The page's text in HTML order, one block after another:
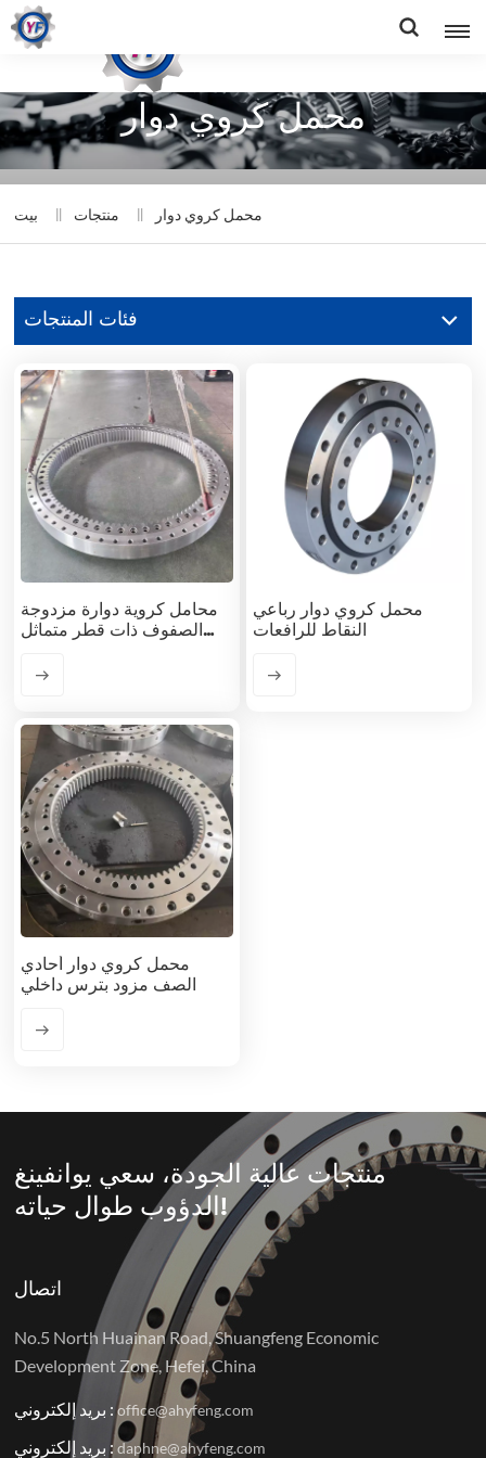
محمل كروي دوار
بيت منتجات محمل كروي دوار
فئات المنتجات
محامل كروية دوارة مزدوجة
الصفوف ذات قطر متماثل
محمل كروي دوار رباعي
النقاط للرافعات
محمل كروي دوار أحادي
الصف مزود بترس داخلي
منتجات عالية الجودة، سعي يوانفينغ
الدؤوب طوال حياته!
اتصال
No.5 North Huainan Road, Shuangfeng Economic
Development Zone, Hefei, China
بريد إلكتروني : office@ahyfeng.com
بريد إلكتروني : daphne@ahyfeng.com